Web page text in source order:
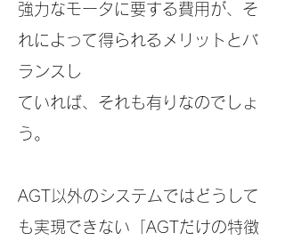
強力なモータに要する費用が、そ
れによって得 られるメリットとバ
ランスし
ていれば、それも有りなのでしょ
う。
AGT以外のシステムではどうして
も実現できない「AGTだけの特徴